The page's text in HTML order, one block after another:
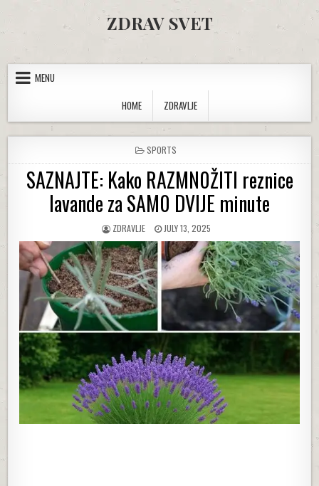
ZDRAV SVET
MENU
HOME
ZDRAVLJE
POSTED IN
SPORTS
SAZNAJTE: Kako RAZMN0ŽITI reznice
lavande za SAM0 DVIJE minute
AUTHOR:
ZDRAVLJE PUBLISHED DATE:
JULY 13, 2025